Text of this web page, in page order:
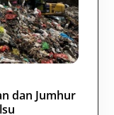
dan Jumhur